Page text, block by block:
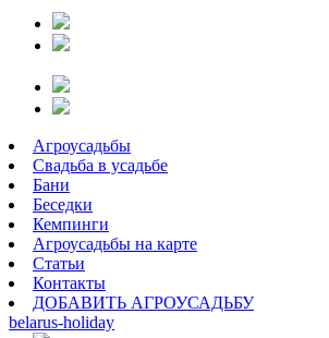
Агроусадьбы
Свадьба в усадьбе
Бани
Беседки
Кемпинги
Агроусадьбы на карте
Статьи
Контакты
ДОБАВИТЬ АГРОУСАДЬБУ
belarus-holiday